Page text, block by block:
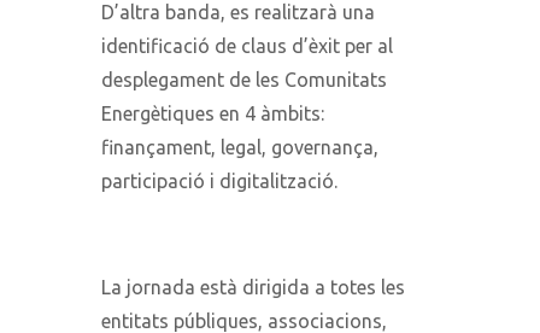
D’altra banda, es realitzarà una
identificació de claus d’èxit per al
desplegament de les Comunitats
Energètiques en 4 àmbits:
finançament, legal, governança,
participació i digitalització.
La jornada està dirigida a totes les
entitats públiques, associacions,